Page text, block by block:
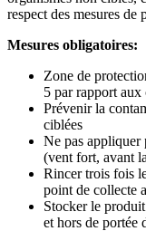
respect des mesures
Mesures obligatoires:
Zone de
5 par rapport aux
Prévenir la
ciblées
Ne pas appliquer
(vent fort, avant
Rincer trois fois
point de collecte
Stocker le
et hors de portée